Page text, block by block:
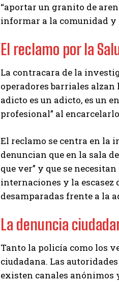
“aportar un granito de
informar a la comunidad y
El reclamo por la
La contracara de la
operadores barriales
adicto es un adicto, es un
profesional” al
El reclamo se centra en la
denuncian que en la sala
que ver” y que se
internaciones y la escasez
desamparadas frente a la
La denuncia
Tanto la policía como los
ciudadana. Las
existen canales anónimos